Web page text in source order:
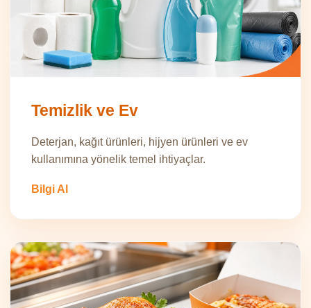
Temizlik ve Ev
Deterjan, kağıt ürünleri, hijyen ürünleri ve ev
kullanımına yönelik temel ihtiyaçlar.
Bilgi Al